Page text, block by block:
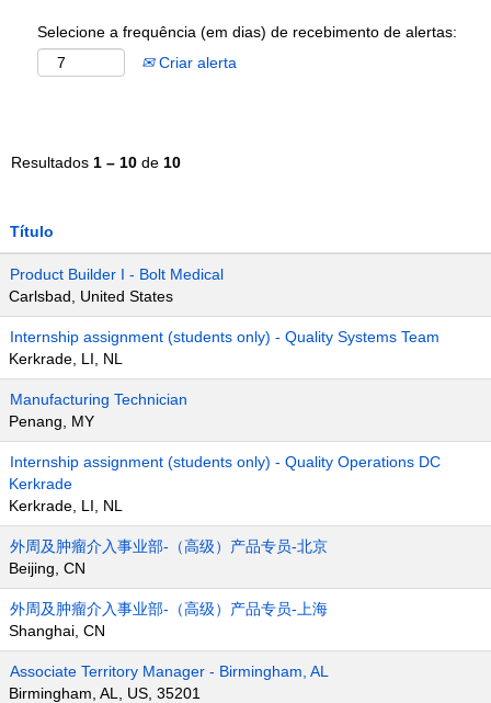
Selecione a frequência (em dias) de recebimento de alertas:
Criar alerta
Resultados 1 – 10 de 10
Título
Product Builder I - Bolt Medical
Carlsbad, United States
Internship assignment (students only) - Quality Systems Team
Kerkrade, LI, NL
Manufacturing Technician
Penang, MY
Internship assignment (students only) - Quality Operations DC
Kerkrade
Kerkrade, LI, NL
外周及肿瘤介入事业部-（高级）产品专员-北京
Beijing, CN
外周及肿瘤介入事业部-（高级）产品专员-上海
Shanghai, CN
Associate Territory Manager - Birmingham, AL
Birmingham, AL, US, 35201